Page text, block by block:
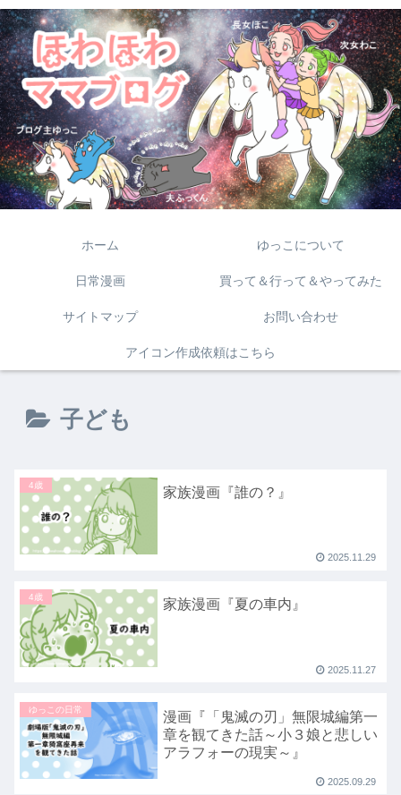
ホーム ゆっこについて
日常漫画 買って＆行って＆やってみた
サイトマップ お問い合わせ
アイコン作成依頼はこちら
子ども
4歳 家族漫画『誰の？』
2025.11.29
4歳 家族漫画『夏の車内』
2025.11.27
ゆっこの日常
漫画『「鬼滅の刃」無限城編第一
章を観てきた話～小３娘と悲しい
アラフォーの現実～』
2025.09.29